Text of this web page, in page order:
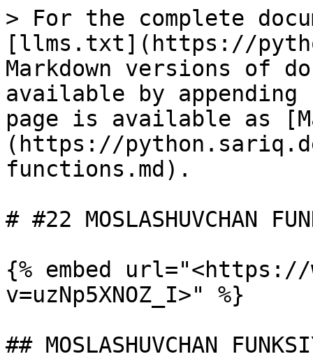
> For the complete
[llms.txt](https://
Markdown versions of
available by
page is available as
(https://
functions.md).
# #22
{% embed url="<https://
v=uzNp5XNOZ_I>" %}
## MOSLASHUVCHAN